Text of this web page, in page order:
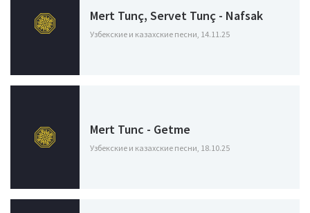
Mert Tunç, Servet Tunç - Nafsak
Узбекские и казахские песни, 14.11.25
Mert Tunc - Getme
Узбекские и казахские песни, 18.10.25